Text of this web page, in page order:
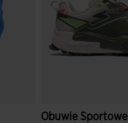
Obuwie Sportowe